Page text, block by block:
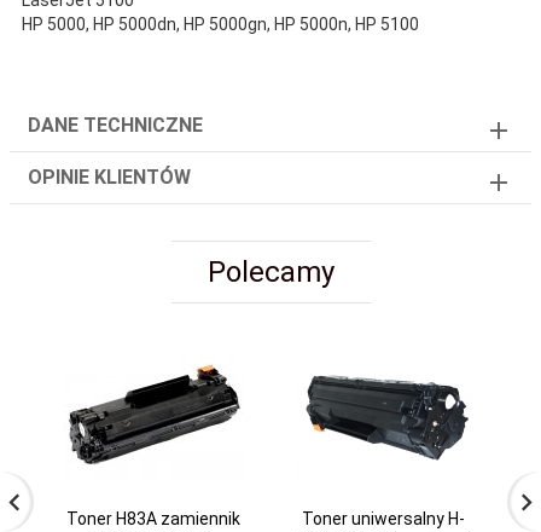
HP 5000, HP 5000dn, HP 5000gn, HP 5000n, HP 5100
DANE TECHNICZNE
OPINIE KLIENTÓW
Polecamy
Toner H83A zamiennik
Toner uniwersalny H-